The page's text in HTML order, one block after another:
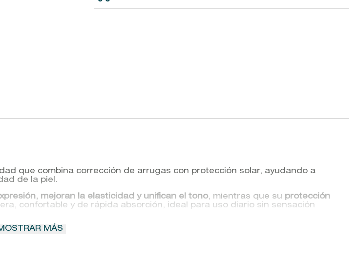
que combina corrección de arrugas con protección solar, ayudando a
de la piel.
mejoran la elasticidad y unifican el tono, mientras que su protección
confortable y de rápida absorción, ideal para uso diario sin sensación
de día que combine acción antiedad y protección, manteniendo la piel
MÁS